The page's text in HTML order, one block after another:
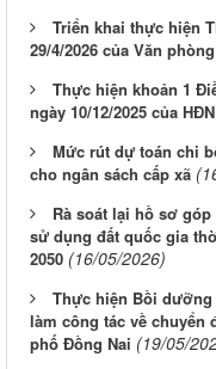
Triển khai thực hiện
29/4/2026 của Văn
Thực hiện khoản 1
ngày 10/12/2025 của
Mức rút dự toán chi
cho ngân sách cấp xã
Rà soát lại hồ sơ
sử dụng đất quốc gia
2050 (16/05/2026)
Thực hiện Bồi
làm công tác về chuyển
phố Đồng Nai (19/05/